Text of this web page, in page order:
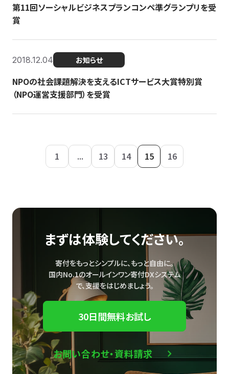
第11回ソーシャルビジネスプランコンペ準グランプリを受
賞
2018.12.04 お知らせ
NPOの社会課題解決を支えるICTサービス大賞特別賞
（NPO運営支援部門）を受賞
1 ... 13 14 15 16
まずは体験してください。
寄付をもっとシンプルに、もっと自由に。
国内No.1のオールインワン寄付DXシステム
で、支援をはじめましょう。
30日間無料お試し
お問い合わせ・資料請求